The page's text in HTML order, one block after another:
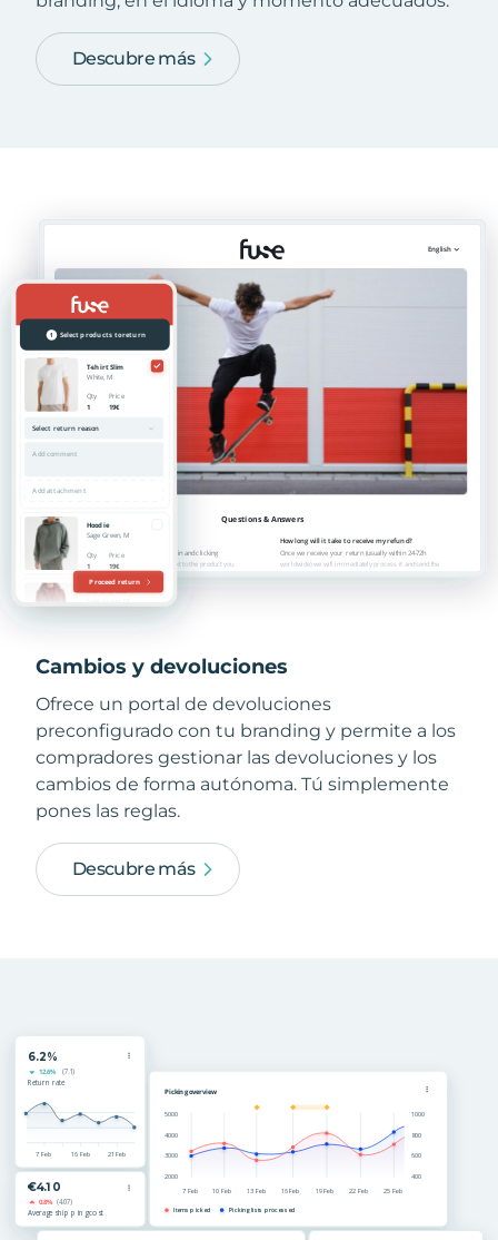
Descubre más
Cambios y devoluciones
Ofrece un portal de devoluciones
preconfigurado con tu branding y permite a los
compradores gestionar las devoluciones y los
cambios de forma autónoma. Tú simplemente
pones las reglas.
Descubre más